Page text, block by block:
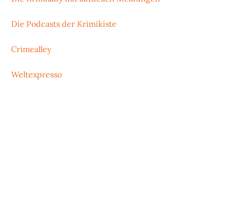
Die Podcasts der Krimikiste
Crimealley
Weltexpresso